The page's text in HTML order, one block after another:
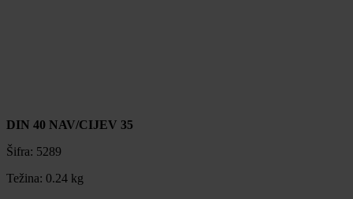
DIN 40 NAV/CIJEV 35
Šifra: 5289
Težina: 0.24 kg